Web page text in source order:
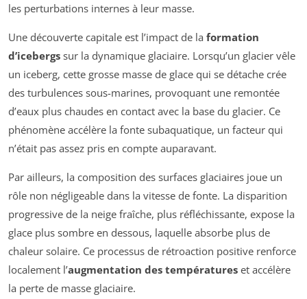
les perturbations internes à leur masse.
Une découverte capitale est l’impact de la formation
d’icebergs sur la dynamique glaciaire. Lorsqu’un glacier vêle
un iceberg, cette grosse masse de glace qui se détache crée
des turbulences sous-marines, provoquant une remontée
d’eaux plus chaudes en contact avec la base du glacier. Ce
phénomène accélère la fonte subaquatique, un facteur qui
n’était pas assez pris en compte auparavant.
Par ailleurs, la composition des surfaces glaciaires joue un
rôle non négligeable dans la vitesse de fonte. La disparition
progressive de la neige fraîche, plus réfléchissante, expose la
glace plus sombre en dessous, laquelle absorbe plus de
chaleur solaire. Ce processus de rétroaction positive renforce
localement l’augmentation des températures et accélère
la perte de masse glaciaire.